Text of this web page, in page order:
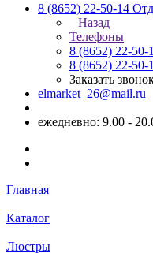
8 (8652) 22-50-14
Назад
Телефоны
8 (8652) 22-50-
8 (8652) 22-50-
Заказать
elmarket_26@mail.ru
ежедневно: 9.00 -
Главная
Каталог
Люстры